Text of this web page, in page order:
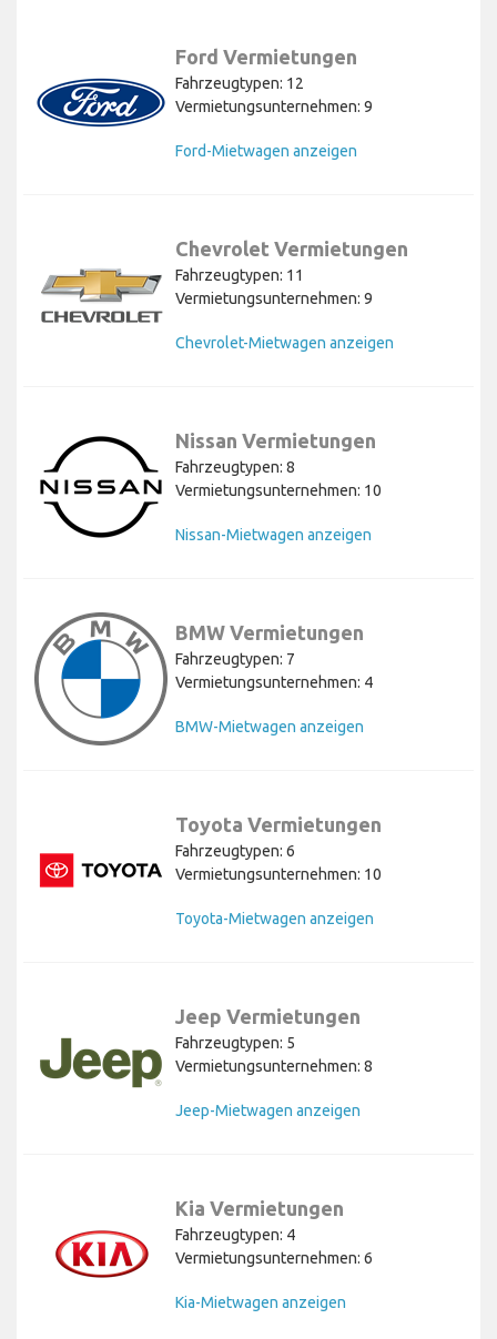
Ford Vermietungen
Fahrzeugtypen: 12
Vermietungsunternehmen: 9
Ford-Mietwagen anzeigen
Chevrolet Vermietungen
Fahrzeugtypen: 11
Vermietungsunternehmen: 9
Chevrolet-Mietwagen anzeigen
Nissan Vermietungen
Fahrzeugtypen: 8
Vermietungsunternehmen: 10
Nissan-Mietwagen anzeigen
BMW Vermietungen
Fahrzeugtypen: 7
Vermietungsunternehmen: 4
BMW-Mietwagen anzeigen
Toyota Vermietungen
Fahrzeugtypen: 6
Vermietungsunternehmen: 10
Toyota-Mietwagen anzeigen
Jeep Vermietungen
Fahrzeugtypen: 5
Vermietungsunternehmen: 8
Jeep-Mietwagen anzeigen
Kia Vermietungen
Fahrzeugtypen: 4
Vermietungsunternehmen: 6
Kia-Mietwagen anzeigen